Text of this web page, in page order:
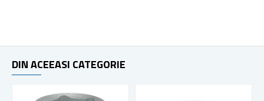
DIN ACEEASI CATEGORIE